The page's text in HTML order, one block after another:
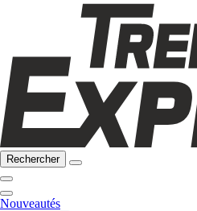
Rechercher
Nouveautés